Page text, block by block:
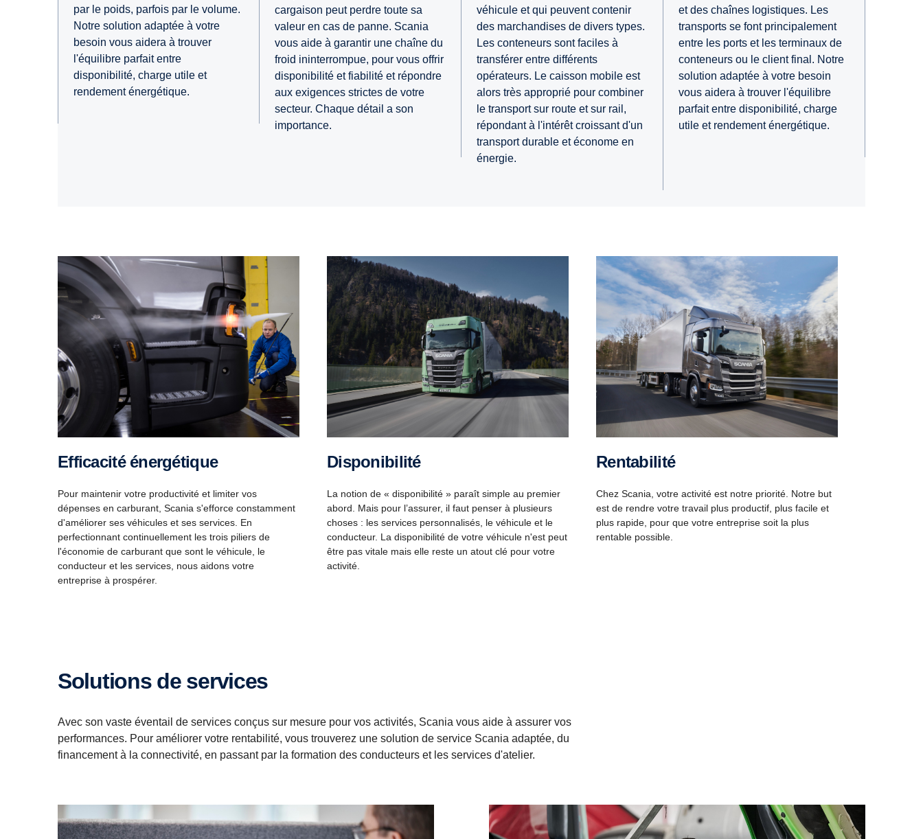
par le poids, parfois par le volume.
Notre solution adaptée à votre
besoin vous aidera à trouver
l'équilibre parfait entre
disponibilité, charge utile et
rendement énergétique.
cargaison peut perdre toute sa
valeur en cas de panne. Scania
vous aide à garantir une chaîne du
froid ininterrompue, pour vous offrir
disponibilité et fiabilité et répondre
aux exigences strictes de votre
secteur. Chaque détail a son
importance.
véhicule et qui peuvent contenir
des marchandises de divers types.
Les conteneurs sont faciles à
transférer entre différents
opérateurs. Le caisson mobile est
alors très approprié pour combiner
le transport sur route et sur rail,
répondant à l'intérêt croissant d'un
transport durable et économe en
énergie.
et des chaînes logistiques. Les
transports se font principalement
entre les ports et les terminaux de
conteneurs ou le client final. Notre
solution adaptée à votre besoin
vous aidera à trouver l'équilibre
parfait entre disponibilité, charge
utile et rendement énergétique.
Efficacité énergétique
Pour maintenir votre productivité et limiter vos
dépenses en carburant, Scania s'efforce constamment
d'améliorer ses véhicules et ses services. En
perfectionnant continuellement les trois piliers de
l'économie de carburant que sont le véhicule, le
conducteur et les services, nous aidons votre
entreprise à prospérer.
Disponibilité
La notion de « disponibilité » paraît simple au premier
abord. Mais pour l’assurer, il faut penser à plusieurs
choses : les services personnalisés, le véhicule et le
conducteur. La disponibilité de votre véhicule n'est peut
être pas vitale mais elle reste un atout clé pour votre
activité.
Rentabilité
Chez Scania, votre activité est notre priorité. Notre but
est de rendre votre travail plus productif, plus facile et
plus rapide, pour que votre entreprise soit la plus
rentable possible.
Solutions de services
Avec son vaste éventail de services conçus sur mesure pour vos activités, Scania vous aide à assurer vos
performances. Pour améliorer votre rentabilité, vous trouverez une solution de service Scania adaptée, du
financement à la connectivité, en passant par la formation des conducteurs et les services d'atelier.